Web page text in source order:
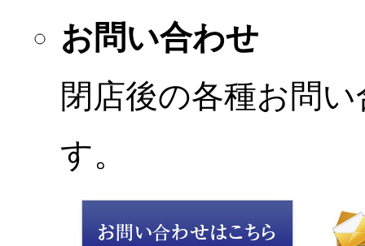
お問い合わせ
閉店後の各種お問
す。